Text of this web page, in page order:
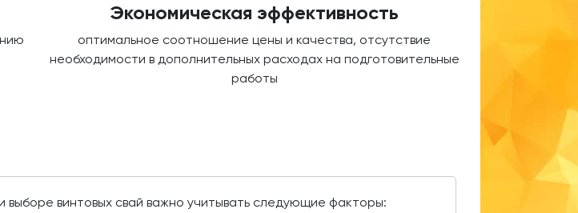
Экономическая эффективность
оптимальное соотношение цены и качества, отсутствие
необходимости в дополнительных расходах на подготовительные
работы
выборе винтовых свай важно учитывать следующие факторы: